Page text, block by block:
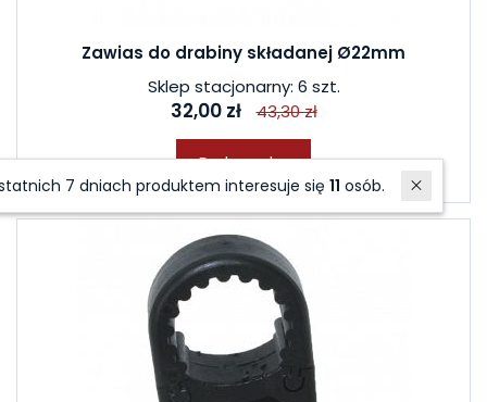
Zawias do drabiny składanej Ø22mm
Sklep stacjonarny: 6 szt.
32,00 zł 43,30 zł
Do koszyka
W ostatnich 7 dniach produktem interesuje się11 osób.